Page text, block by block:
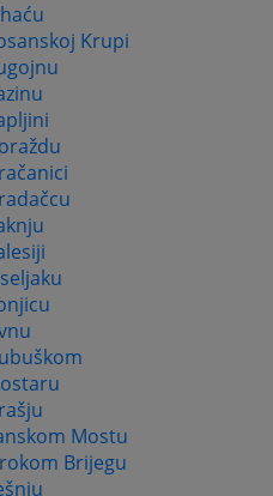
Krupi
Mostu
Brijegu